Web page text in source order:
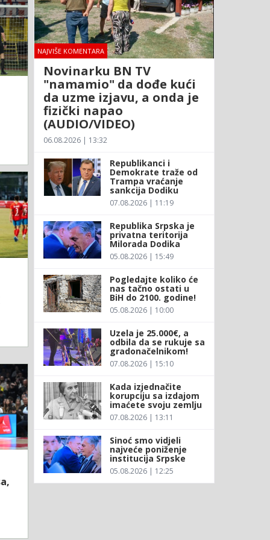
NAJVIŠE KOMENTARA
Novinarku BN TV
"namamio" da dođe kući
da uzme izjavu, a onda je
fizički napao
(AUDIO/VIDEO)
06.08.2026 | 13:32
Republikanci i
Demokrate traže od
Trampa vraćanje
sankcija Dodiku
07.08.2026 | 11:19
Republika Srpska je
privatna teritorija
Milorada Dodika
05.08.2026 | 15:49
Pogledajte koliko će
nas tačno ostati u
BiH do 2100. godine!
05.08.2026 | 10:00
Uzela je 25.000€, a
odbila da se rukuje sa
gradonačelnikom!
07.08.2026 | 15:10
Kada izjednačite
korupciju sa izdajom
imaćete svoju zemlju
07.08.2026 | 13:11
Sinoć smo vidjeli
najveće poniženje
institucija Srpske
05.08.2026 | 12:25